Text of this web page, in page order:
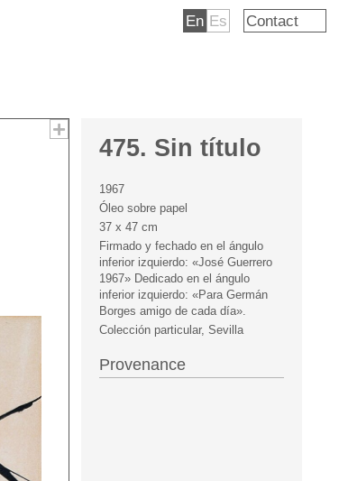
En Es Contact
475. Sin título
1967
Óleo sobre papel
37 x 47 cm
Firmado y fechado en el ángulo
inferior izquierdo: «José Guerrero
1967» Dedicado en el ángulo
inferior izquierdo: «Para Germán
Borges amigo de cada día».
Colección particular, Sevilla
Provenance